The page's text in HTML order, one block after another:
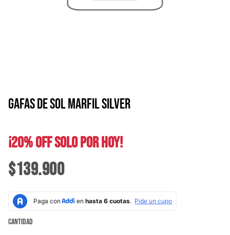
GAFAS DE SOL MARFIL SILVER
¡20% OFF SOLO POR HOY!
$139.900
Cantidad